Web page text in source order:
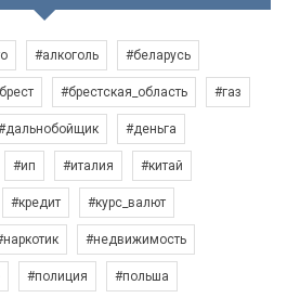
#алкоголь #беларусь
#брестская_область #газ
#деньга
#ип #италия #китай
#кредит #курс_валют
#недвижимость
#полиция #польша